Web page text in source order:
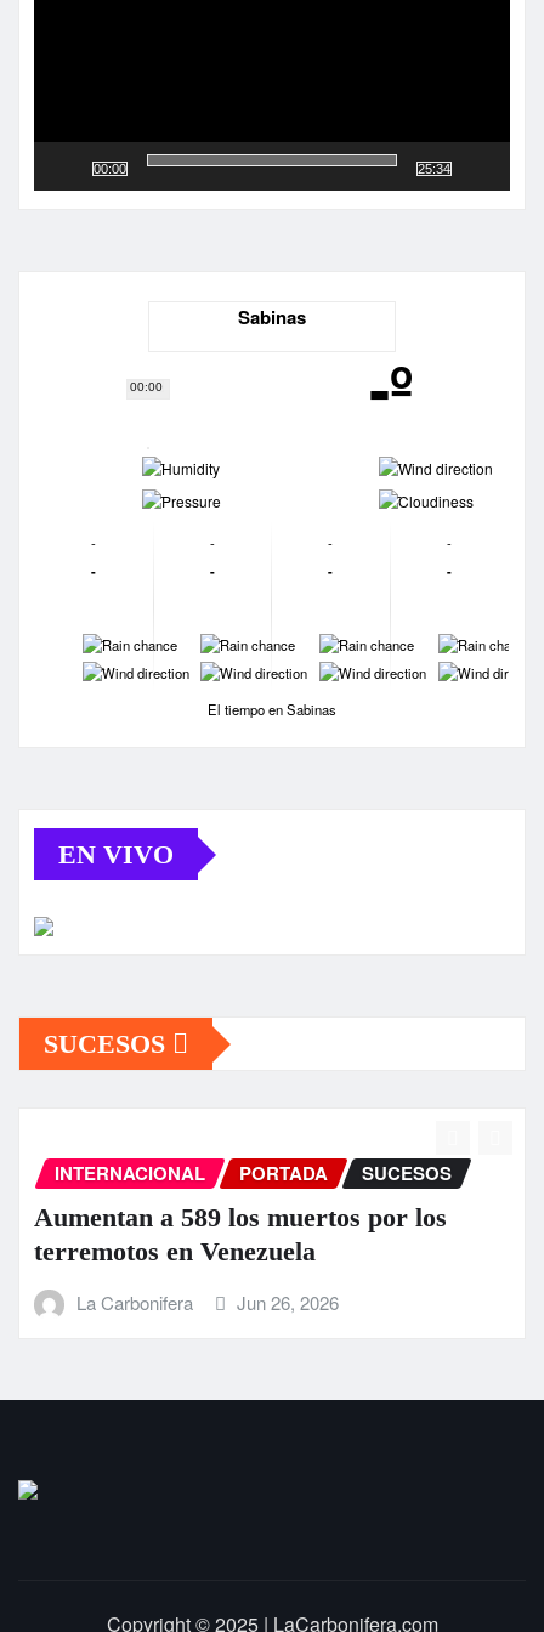
00:00
00:00
25:34
Sabinas
-º
-
-
-
-
-
-
-
-
-
-
-
-
-
-
-
-
-
-
-
-
El tiempo en Sabinas
EN VIVO
SUCESOS
SUCESOS
por los
INTERNACIONAL PORTADA
EEUU anuncia una ayuda
millones para Venezuela